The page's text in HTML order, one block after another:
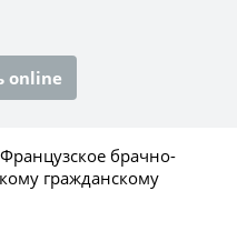
online
брачно-
гражданскому